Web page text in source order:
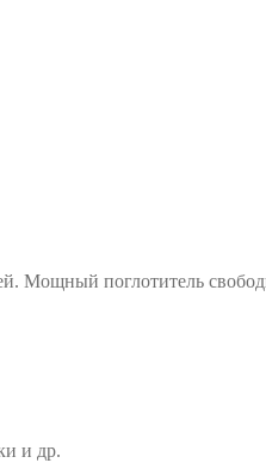
Мощный поглотитель
и др.